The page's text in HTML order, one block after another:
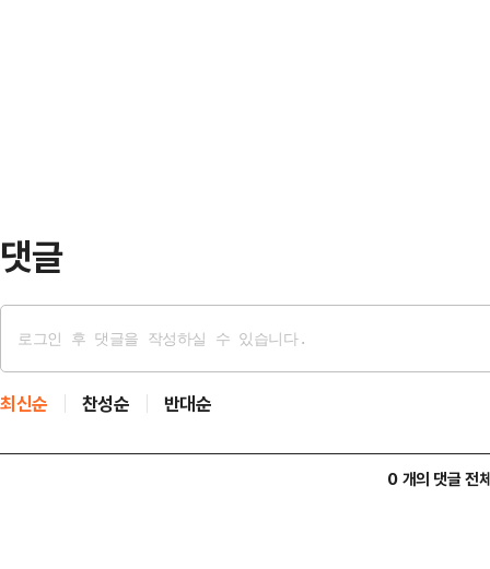
댓글
최신순 찬성순 반대순
0 개의 댓글 전